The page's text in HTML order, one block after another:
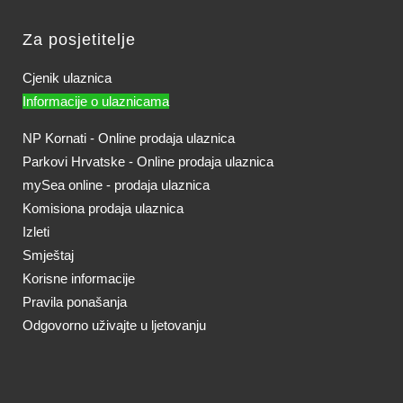
Za posjetitelje
Cjenik ulaznica
Informacije o ulaznicama
NP Kornati - Online prodaja ulaznica
Parkovi Hrvatske - Online prodaja ulaznica
mySea online - prodaja ulaznica
Komisiona prodaja ulaznica
Izleti
Smještaj
Korisne informacije
Pravila ponašanja
Odgovorno uživajte u ljetovanju